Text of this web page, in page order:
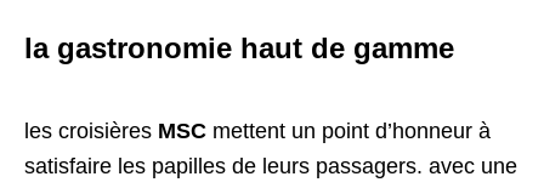
la gastronomie haut de gamme
les croisières MSC mettent un point d’honneur à
satisfaire les papilles de leurs passagers. avec une